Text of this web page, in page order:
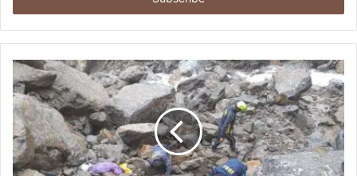
r
y
u
r
E
m
a
i
l